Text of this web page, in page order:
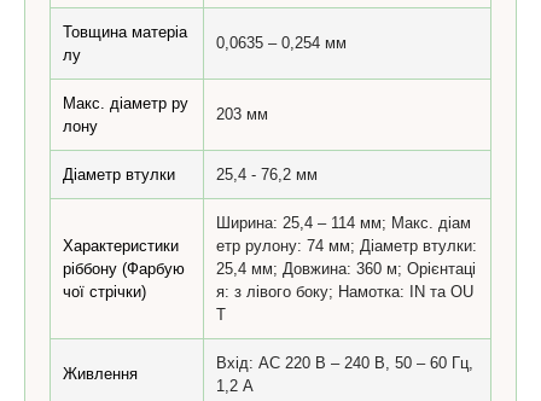
Товщина матеріа
лу
0,0635 – 0,254 мм
Макс. діаметр ру
лону
203 мм
Діаметр втулки 25,4 - 76,2 мм
Характеристики
ріббону (Фарбую
чої стрічки)
Ширина: 25,4 – 114 мм; Макс. діам
етр рулону: 74 мм; Діаметр втулки:
25,4 мм; Довжина: 360 м; Орієнтаці
я: з лівого боку; Намотка: IN та OU
T
Живлення
Вхід: AC 220 В – 240 В, 50 – 60 Гц,
1,2 А